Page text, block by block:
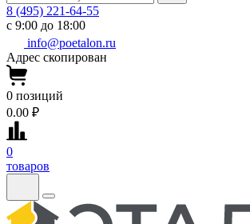
8 (495) 221-64-55
с 9:00 до 18:00
info@poetalon.ru
Адрес скопирован
0 позиций
0.00 ₽
0
товаров